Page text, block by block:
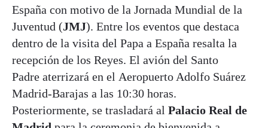
España con motivo de la Jornada Mundial de la
Juventud (JMJ). Entre los eventos que destaca
dentro de la visita del Papa a España resalta la
recepción de los Reyes. El avión del Santo
Padre aterrizará en el Aeropuerto Adolfo Suárez
Madrid-Barajas a las 10:30 horas.
Posteriormente, se trasladará al Palacio Real de